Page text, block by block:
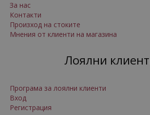
За нас
Контакти
Произход на стоките
Мнения от клиенти на магазина
Лоялни
Програма за лоялни клиенти
Вход
Регистрация